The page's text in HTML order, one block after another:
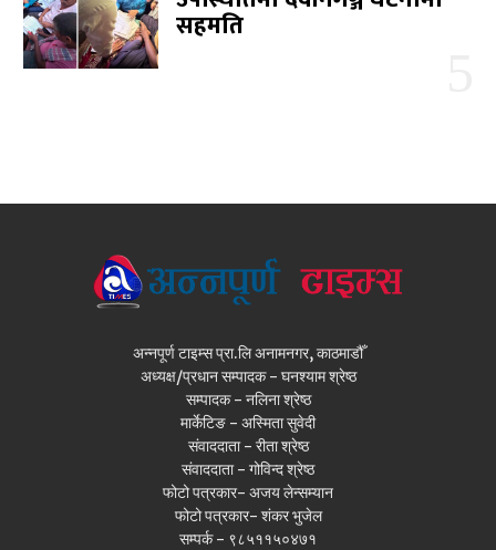
सहमति
अन्नपूर्ण टाइम्स प्रा.लि अनामनगर, काठमाडौँ
अध्यक्ष/प्रधान सम्पादक - घनश्याम श्रेष्ठ
सम्पादक - नलिना श्रेष्ठ
मार्केटिङ - अस्मिता सुवेदी
संवाददाता - रीता श्रेष्ठ
संवाददाता - गोविन्द श्रेष्ठ
फोटो पत्रकार- अजय लेन्सम्यान
फोटो पत्रकार- शंकर भुजेल
सम्पर्क - ९८५११५०४७१